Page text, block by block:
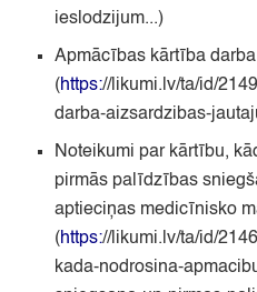
ieslodzijum...)
Apmācības kārtība
(https://likumi.lv/ta/id/
darba-aizsardzibas-
Noteikumi par kārtību,
pirmās palīdzības
aptieciņas medicīnisko
(https://likumi.lv/ta/id/
kada-nodrosina-